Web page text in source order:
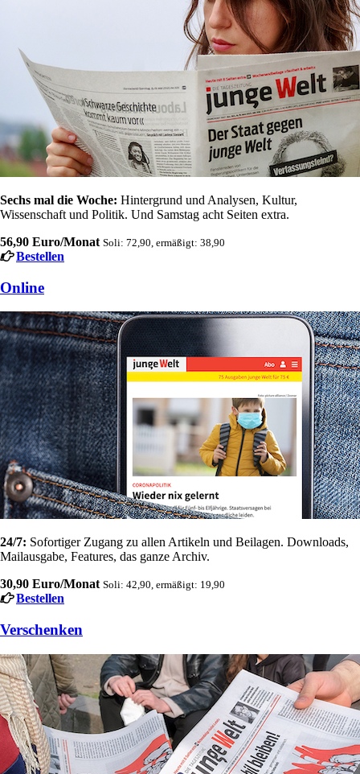
Sechs mal die Woche: Hintergrund und Analysen, Kultur,
Wissenschaft und Politik. Und Samstag acht Seiten extra.
56,90 Euro/Monat Soli: 72,90, ermäßigt: 38,90
Bestellen
Online
24/7: Sofortiger Zugang zu allen Artikeln und Beilagen. Downloads,
Mailausgabe, Features, das ganze Archiv.
30,90 Euro/Monat Soli: 42,90, ermäßigt: 19,90
Bestellen
Verschenken